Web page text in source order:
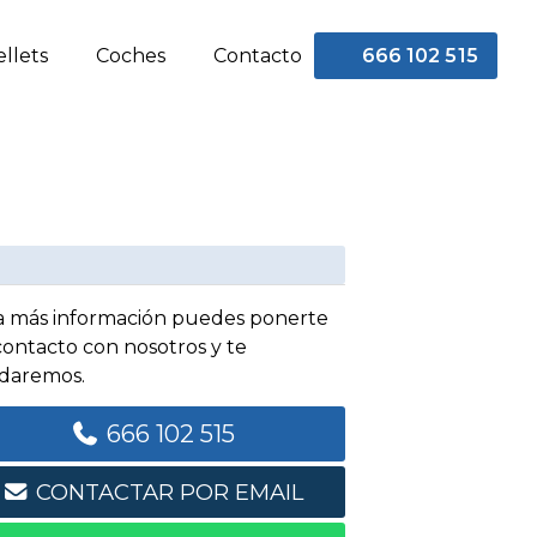
Coches Contacto 666 102 515
más información puedes ponerte
con nosotros y te
666 102 515
CONTACTAR POR EMAIL